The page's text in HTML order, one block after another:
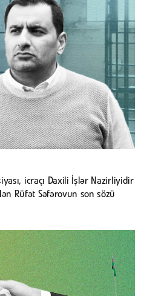
icraçı Daxili İşlər Nazirliyidir
Rüfət Səfərovun son sözü